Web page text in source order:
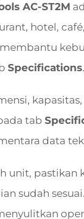
AC-ST2M
hotel,
Specifications.
tab
data
unit, pastikan
sudah